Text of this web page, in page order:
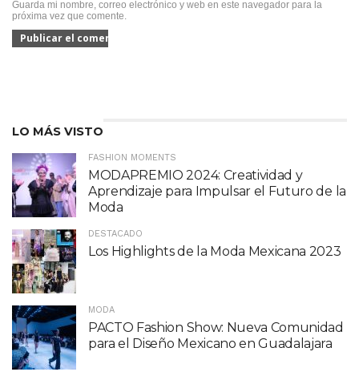
Guarda mi nombre, correo electrónico y web en este navegador para la
próxima vez que comente.
LO MÁS VISTO
FASHION MOMENTS
MODAPREMIO 2024: Creatividad y
Aprendizaje para Impulsar el Futuro de la
Moda
DESTACADO
Los Highlights de la Moda Mexicana 2023
MODA
PACTO Fashion Show: Nueva Comunidad
para el Diseño Mexicano en Guadalajara